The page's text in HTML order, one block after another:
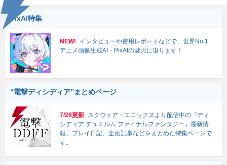
PixAI特集
NEW!
インタビューや使用レポートなどで、世界No.1
アニメ画像生成AI・PixAIの魅力に迫ります！
“電撃ディシディア”まとめページ
7/28更新 スクウェア・エニックスより配信中の『ディ
シディア デュエルム ファイナルファンタジー』最新情
報、プレイ日記、企画記事などをまとめた特集ページで
す。